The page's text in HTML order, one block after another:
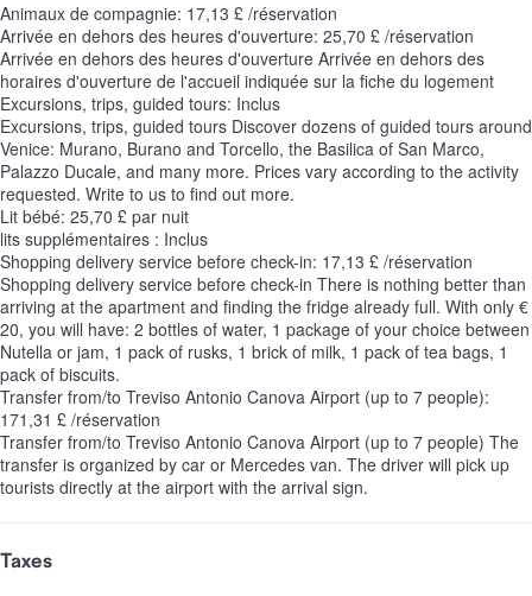
Animaux de compagnie: 17,13 £ /réservation
Arrivée en dehors des heures d'ouverture: 25,70 £ /réservation
Arrivée en dehors des heures d'ouverture Arrivée en dehors des
horaires d'ouverture de l'accueil indiquée sur la fiche du logement
Excursions, trips, guided tours: Inclus
Excursions, trips, guided tours Discover dozens of guided tours around
Venice: Murano, Burano and Torcello, the Basilica of San Marco,
Palazzo Ducale, and many more. Prices vary according to the activity
requested. Write to us to find out more.
Lit bébé: 25,70 £ par nuit
lits supplémentaires : Inclus
Shopping delivery service before check-in: 17,13 £ /réservation
Shopping delivery service before check-in There is nothing better than
arriving at the apartment and finding the fridge already full. With only €
20, you will have: 2 bottles of water, 1 package of your choice between
Nutella or jam, 1 pack of rusks, 1 brick of milk, 1 pack of tea bags, 1
pack of biscuits.
Transfer from/to Treviso Antonio Canova Airport (up to 7 people):
171,31 £ /réservation
Transfer from/to Treviso Antonio Canova Airport (up to 7 people) The
transfer is organized by car or Mercedes van. The driver will pick up
tourists directly at the airport with the arrival sign.
Taxes